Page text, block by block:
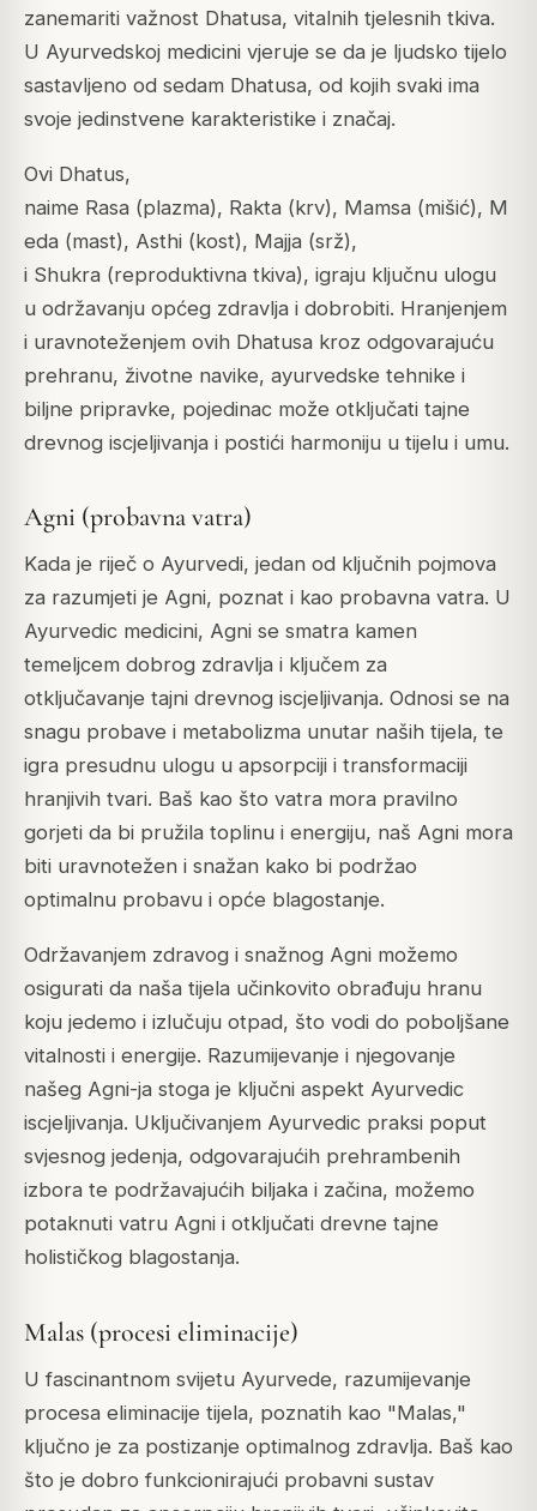
zanemariti važnost Dhatusa, vitalnih tjelesnih tkiva.
U Ayurvedskoj medicini vjeruje se da je ljudsko tijelo
sastavljeno od sedam Dhatusa, od kojih svaki ima
svoje jedinstvene karakteristike i značaj.
Ovi Dhatus,
naime Rasa (plazma), Rakta (krv), Mamsa (mišić), M
eda (mast), Asthi (kost), Majja (srž),
i Shukra (reproduktivna tkiva), igraju ključnu ulogu
u održavanju općeg zdravlja i dobrobiti. Hranjenjem
i uravnoteženjem ovih Dhatusa kroz odgovarajuću
prehranu, životne navike, ayurvedske tehnike i
biljne pripravke, pojedinac može otključati tajne
drevnog iscjeljivanja i postići harmoniju u tijelu i umu.
Agni (probavna vatra)
Kada je riječ o Ayurvedi, jedan od ključnih pojmova
za razumjeti je Agni, poznat i kao probavna vatra. U
Ayurvedic medicini, Agni se smatra kamen
temeljcem dobrog zdravlja i ključem za
otključavanje tajni drevnog iscjeljivanja. Odnosi se na
snagu probave i metabolizma unutar naših tijela, te
igra presudnu ulogu u apsorpciji i transformaciji
hranjivih tvari. Baš kao što vatra mora pravilno
gorjeti da bi pružila toplinu i energiju, naš Agni mora
biti uravnotežen i snažan kako bi podržao
optimalnu probavu i opće blagostanje.
Održavanjem zdravog i snažnog Agni možemo
osigurati da naša tijela učinkovito obrađuju hranu
koju jedemo i izlučuju otpad, što vodi do poboljšane
vitalnosti i energije. Razumijevanje i njegovanje
našeg Agni-ja stoga je ključni aspekt Ayurvedic
iscjeljivanja. Uključivanjem Ayurvedic praksi poput
svjesnog jedenja, odgovarajućih prehrambenih
izbora te podržavajućih biljaka i začina, možemo
potaknuti vatru Agni i otključati drevne tajne
holističkog blagostanja.
Malas (procesi eliminacije)
U fascinantnom svijetu Ayurvede, razumijevanje
procesa eliminacije tijela, poznatih kao "Malas,"
ključno je za postizanje optimalnog zdravlja. Baš kao
što je dobro funkcionirajući probavni sustav